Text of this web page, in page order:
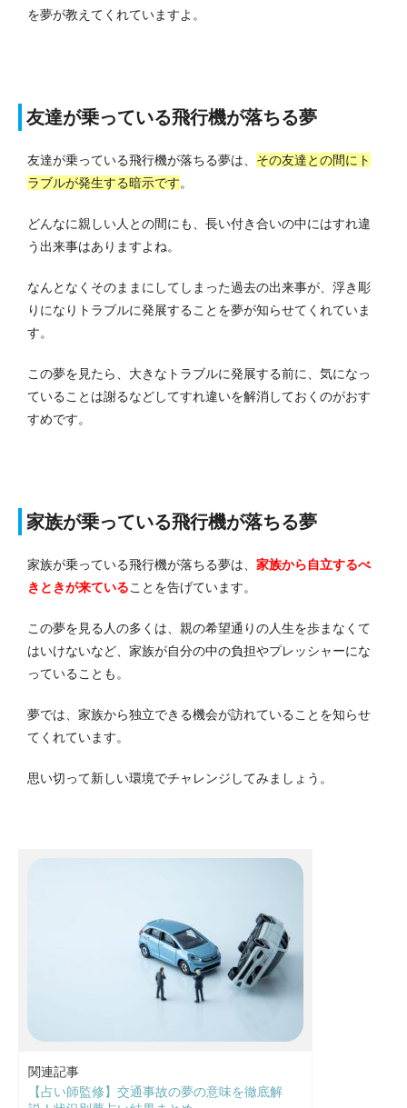
を夢が教えてくれていますよ。
友達が乗っている飛行機が落ちる夢
友達が乗っている飛行機が落ちる夢は、 その友達との間にト
ラブルが発生する暗示です。
どんなに親しい人との間にも、長い付き合いの中にはすれ違
う出来事はありますよね。
なんとなくそのままにしてしまった過去の出来事が、浮き彫
りになりトラブルに発展することを夢が知らせてくれていま
す。
この夢を見たら、大きなトラブルに発展する前に、気になっ
ていることは謝るなどしてすれ違いを解消しておくのがおす
すめです。
家族が乗っている飛行機が落ちる夢
家族が乗っている飛行機が落ちる夢は、 家族から自立するべ
きときが来ていることを告げています。
この夢を見る人の多くは、親の希望通りの人生を歩まなくて
はいけないなど、家族が自分の中の負担やプレッシャーにな
っていることも。
夢では、家族から独立できる機会が訪れていることを知らせ
てくれています。
思い切って新しい環境でチャレンジしてみましょう。
関連記事
【占い師監修】交通事故の夢の意味を徹底解